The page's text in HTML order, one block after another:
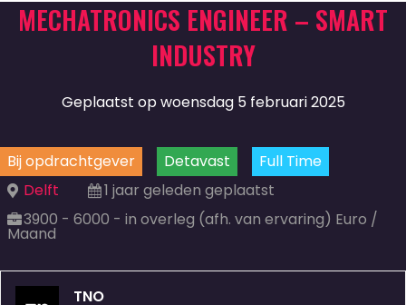
MECHATRONICS ENGINEER – SMART
INDUSTRY
Geplaatst op woensdag 5 februari 2025
Bij opdrachtgever Detavast
Full Time
Delft
1 jaar geleden geplaatst
3900 - 6000 - in overleg (afh. van ervaring) Euro /
Maand
TNO